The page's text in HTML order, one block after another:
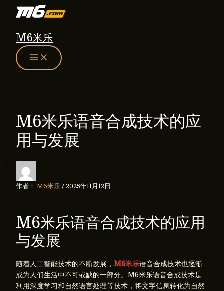
M6米乐
MAIN
MENU
M6米乐语音合成技术的应
用与发展
作者： M6米乐 /2025年11月12日
M6米乐语音合成技术的应用
与发展
随着人工智能技术的不断发展， M6米乐语音合成技术也逐渐
成为人们生活中不可或缺的一部分。M6米乐语音合成技术是
利用深度学习和自然语言处理等技术，将文字信息转化为自然